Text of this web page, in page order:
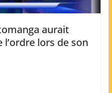
aurait
lors de son